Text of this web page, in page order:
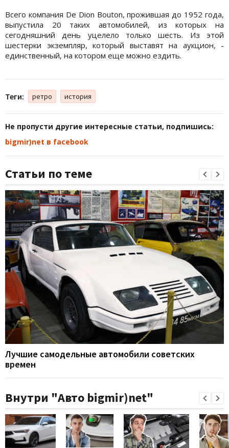
Всего компания De Dion Bouton, прожившая до 1952 года,
выпустила 20 таких автомобилей, из которых на
сегодняшний день уцелело только шесть. Из этой
шестерки экземпляр, который выставят на аукцион, -
единственный, на котором еще можно ездить.
Теги: ретро история
Не пропусти другие интересные статьи, подпишись:
bigmir)net в facebook
Статьи по теме
Лучшие самодельные автомобили советских
времен
Внутри "Авто bigmir)net"